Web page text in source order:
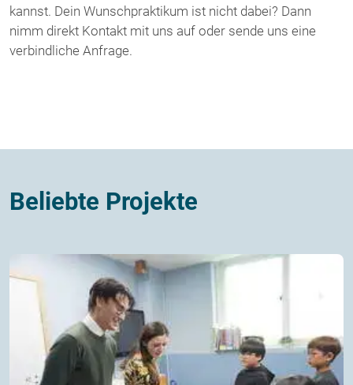
kannst. Dein Wunschpraktikum ist nicht dabei? Dann
nimm direkt Kontakt mit uns auf oder sende uns eine
verbindliche Anfrage.
Beliebte Projekte